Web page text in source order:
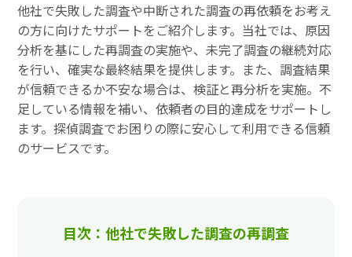
他社で失敗した調査や中断された調査の再依頼をお考え
の方に向けたサポートをご紹介します。当社では、原因
分析を基にした再調査の実施や、未完了調査の継続対応
を行い、確実な最終結果を提供します。また、調査結果
が信頼できるか不安な場合は、検証と再分析を実施。不
足している情報を補い、依頼者の目的達成をサポートし
ます。探偵調査でお困りの際に安心して利用できる信頼
のサービスです。
目次：他社で失敗した調査の再調査